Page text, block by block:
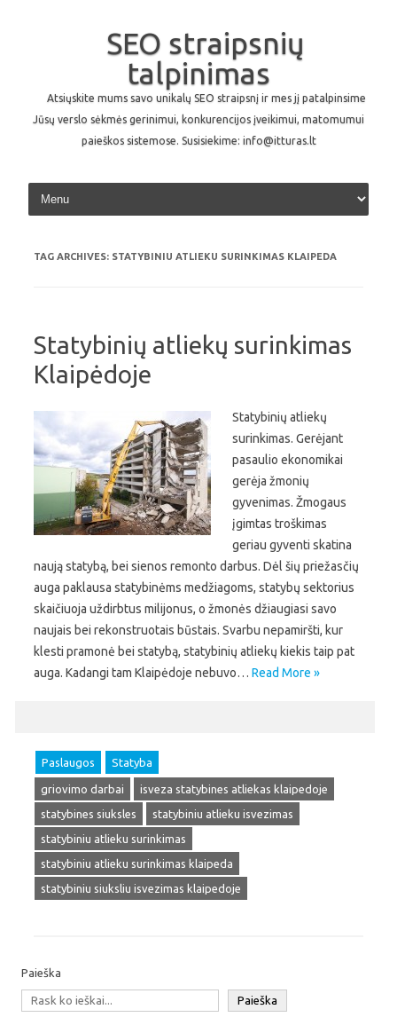
SEO straipsnių
talpinimas
Atsiųskite mums savo unikalų SEO straipsnį ir mes jį patalpinsime
Jūsų verslo sėkmės gerinimui, konkurencijos įveikimui, matomumui
paieškos sistemose. Susisiekime: info@itturas.lt
Skip to content
TAG ARCHIVES: STATYBINIU ATLIEKU SURINKIMAS KLAIPEDA
Statybinių atliekų surinkimas
Klaipėdoje
Statybinių atliekų
surinkimas. Gerėjant
pasaulio ekonomikai
gerėja žmonių
gyvenimas. Žmogaus
įgimtas troškimas
geriau gyventi skatina
naują statybą, bei sienos remonto darbus. Dėl šių priežasčių
auga paklausa statybinėms medžiagoms, statybų sektorius
skaičiuoja uždirbtus milijonus, o žmonės džiaugiasi savo
naujais bei rekonstruotais būstais. Svarbu nepamiršti, kur
klesti pramonė bei statybą, statybinių atliekų kiekis taip pat
auga. Kadangi tam Klaipėdoje nebuvo… Read More »
Paslaugos Statyba
griovimo darbai
isveza statybines atliekas klaipedoje
statybines siuksles
statybiniu atlieku isvezimas
statybiniu atlieku surinkimas
statybiniu atlieku surinkimas klaipeda
statybiniu siuksliu isvezimas klaipedoje
Paieška
Paieška